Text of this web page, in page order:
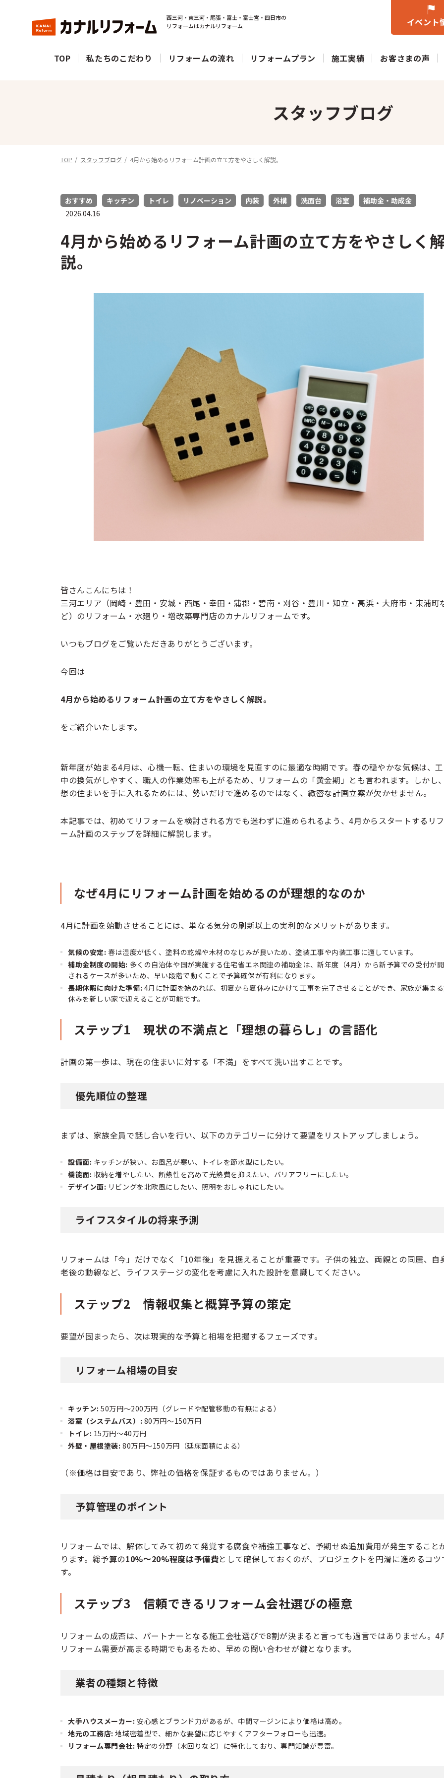
西三河・東三河・尾張・富士・富士宮・四日市の
リフォームはカナルリフォーム
イベント
TOP 私たちのこだわり リフォームの流れ リフォームプラン 施工実績 お客さまの声
スタッフブログ
TOP スタッフブログ 4月から始めるリフォーム計画の立て方をやさしく解説。
おすすめ キッチン トイレ リノベーション 内装 外構 洗面台 浴室
補助金・助成金
2026.04.16
4月から始めるリフォーム計画の立て方をやさしく
説。
皆さんこんにちは！
三河エリア （岡崎・豊田・安城・西尾・幸田・蒲郡・碧南・刈谷・豊川・知立・高浜・大府市・東浦町
ど）の リフォーム・水廻り・増改築専門店のカナルリフォームです。
いつもブログをご覧いただきありがとうございます。
今回は
4月から始めるリフォーム計画の立て方をやさしく解説。
をご紹介いたします。
新年度が始まる4月は、心機一転、住まいの環境を見直すのに最適な時期です。春の穏やかな気候は、
中の換気がしやすく、職人の作業効率も上がるため、リフォームの「黄金期」とも言われます。しかし
想の住まいを手に入れるためには、勢いだけで進めるのではなく、緻密な計画立案が欠かせません。
本記事では、初めてリフォームを検討される方でも迷わずに進められるよう、4月からスタートするリ
ーム計画のステップを詳細に解説します。
なぜ4月にリフォーム計画を始めるのが理想的なのか
4月に計画を始動させることには、単なる気分の刷新以上の実利的なメリットがあります。
気候の安定: 春は湿度が低く、塗料の乾燥や木材のなじみが良いため、塗装工事や内装工事に適しています。
補助金制度の開始: 多くの自治体や国が実施する住宅省エネ関連の補助金は、新年度（4月）から新予算での受付が
されるケースが多いため、早い段階で動くことで予算確保が有利になります。
長期休暇に向けた準備: 4月に計画を始めれば、初夏から夏休みにかけて工事を完了させることができ、家族が集ま
休みを新しい家で迎えることが可能です。
ステップ1 現状の不満点と「理想の暮らし」の言語化
計画の第一歩は、現在の住まいに対する「不満」をすべて洗い出すことです。
優先順位の整理
まずは、家族全員で話し合いを行い、以下のカテゴリーに分けて要望をリストアップしましょう。
設備面: キッチンが狭い、お風呂が寒い、トイレを節水型にしたい。
機能面: 収納を増やしたい、断熱性を高めて光熱費を抑えたい、バリアフリーにしたい。
デザイン面: リビングを北欧風にしたい、照明をおしゃれにしたい。
ライフスタイルの将来予測
リフォームは「今」だけでなく「10年後」を見据えることが重要です。子供の独立、両親との同居、自
老後の動線など、ライフステージの変化を考慮に入れた設計を意識してください。
ステップ2 情報収集と概算予算の策定
要望が固まったら、次は現実的な予算と相場を把握するフェーズです。
リフォーム相場の目安
キッチン: 50万円〜200万円（グレードや配管移動の有無による）
浴室（システムバス）: 80万円〜150万円
トイレ: 15万円〜40万円
外壁・屋根塗装: 80万円〜150万円（延床面積による）
（※価格は目安であり、弊社の価格を保証するものではありません。）
予算管理のポイント
リフォームでは、解体してみて初めて発覚する腐食や補強工事など、予期せぬ追加費用が発生すること
ります。総予算の10%〜20%程度は予備費として確保しておくのが、プロジェクトを円滑に進めるコツ
す。
ステップ3 信頼できるリフォーム会社選びの極意
リフォームの成否は、パートナーとなる施工会社選びで8割が決まると言っても過言ではありません。4
リフォーム需要が高まる時期でもあるため、早めの問い合わせが鍵となります。
業者の種類と特徴
大手ハウスメーカー: 安心感とブランド力があるが、中間マージンにより価格は高め。
地元の工務店: 地域密着型で、細かな要望に応じやすくアフターフォローも迅速。
リフォーム専門会社: 特定の分野（水回りなど）に特化しており、専門知識が豊富。